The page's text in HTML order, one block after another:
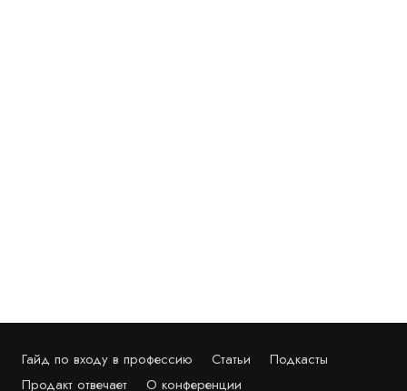
Гайд по входу в профессию Статьи
Подкасты
Продакт отвечает
О конференции